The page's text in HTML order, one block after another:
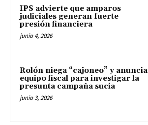
IPS advierte que amparos
judiciales generan fuerte
presión financiera
junio 4, 2026
Rolón niega “cajoneo” y anuncia
equipo fiscal para investigar la
presunta campaña sucia
junio 3, 2026